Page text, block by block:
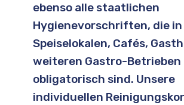
ebenso alle staatlichen
Hygienevorschriften, die in
Speiselokalen, Cafés,
weiteren Gastro-Betrieben
obligatorisch sind. Unsere
individuellen